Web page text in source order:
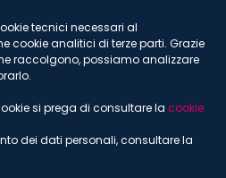
tecnici necessari al
cookie analitici di terze parti. Grazie
raccolgono, possiamo analizzare
si prega di consultare la cookie
dei dati personali, consultare la
*indica che è obbligatorio